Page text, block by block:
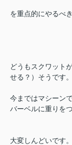
を重点的にやるべ
どうもスクワット
せる？）そうです。
今まではマシーン
バーベルに重りを
大変しんどいです。